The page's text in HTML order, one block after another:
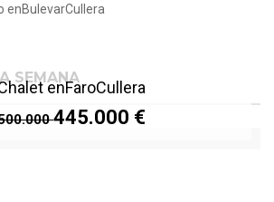
enBulevarCullera
SEMANA
enFaroCullera
445.000 €